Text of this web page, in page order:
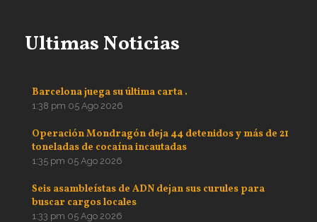
Ultimas Noticias
Barcelona juega su última carta .
1:38 pm 05 Ago 2026
Operación Mondragón deja 44 detenidos y más de 21
toneladas de cocaína incautadas
1:35 pm 05 Ago 2026
Seis asambleístas de ADN dejan sus curules para
buscar cargos locales
1:33 pm 05 Ago 2026